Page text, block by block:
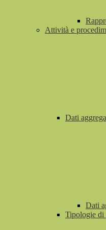
Attività e
Dati
Dati
Tipologie di